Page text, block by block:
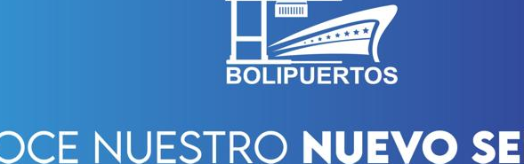
Avanzando de manera firme hacia el fortalecimiento de la Gran Misión Transporte
del motor exportador, Bolivariana de Puertos (Bolipuertos) ejecutó con éxito el
melaza de producción nacional con destino a la República de Trinidad y Tobago;
con el crecimiento económico del país.